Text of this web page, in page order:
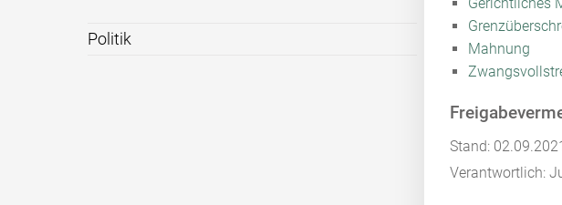
Politik
Mahnung
Stand: 02.09.2021
Verantwortlich: